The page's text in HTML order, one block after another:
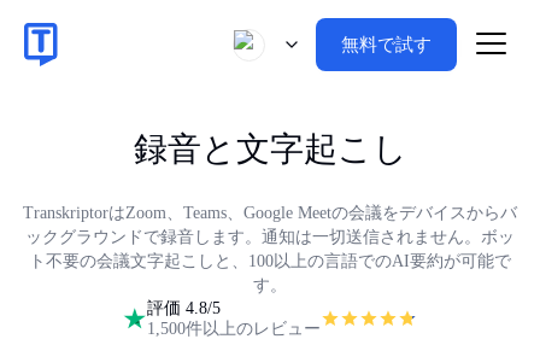
無料で試す
録音と文字起こし
TranskriptorはZoom、Teams、Google Meetの会議をデバイスからバ
ックグラウンドで録音します。通知は一切送信されません。ボッ
ト不要の会議文字起こしと、100以上の言語でのAI要約が可能で
す。
評価 4.8/5
1,500件以上のレビュー